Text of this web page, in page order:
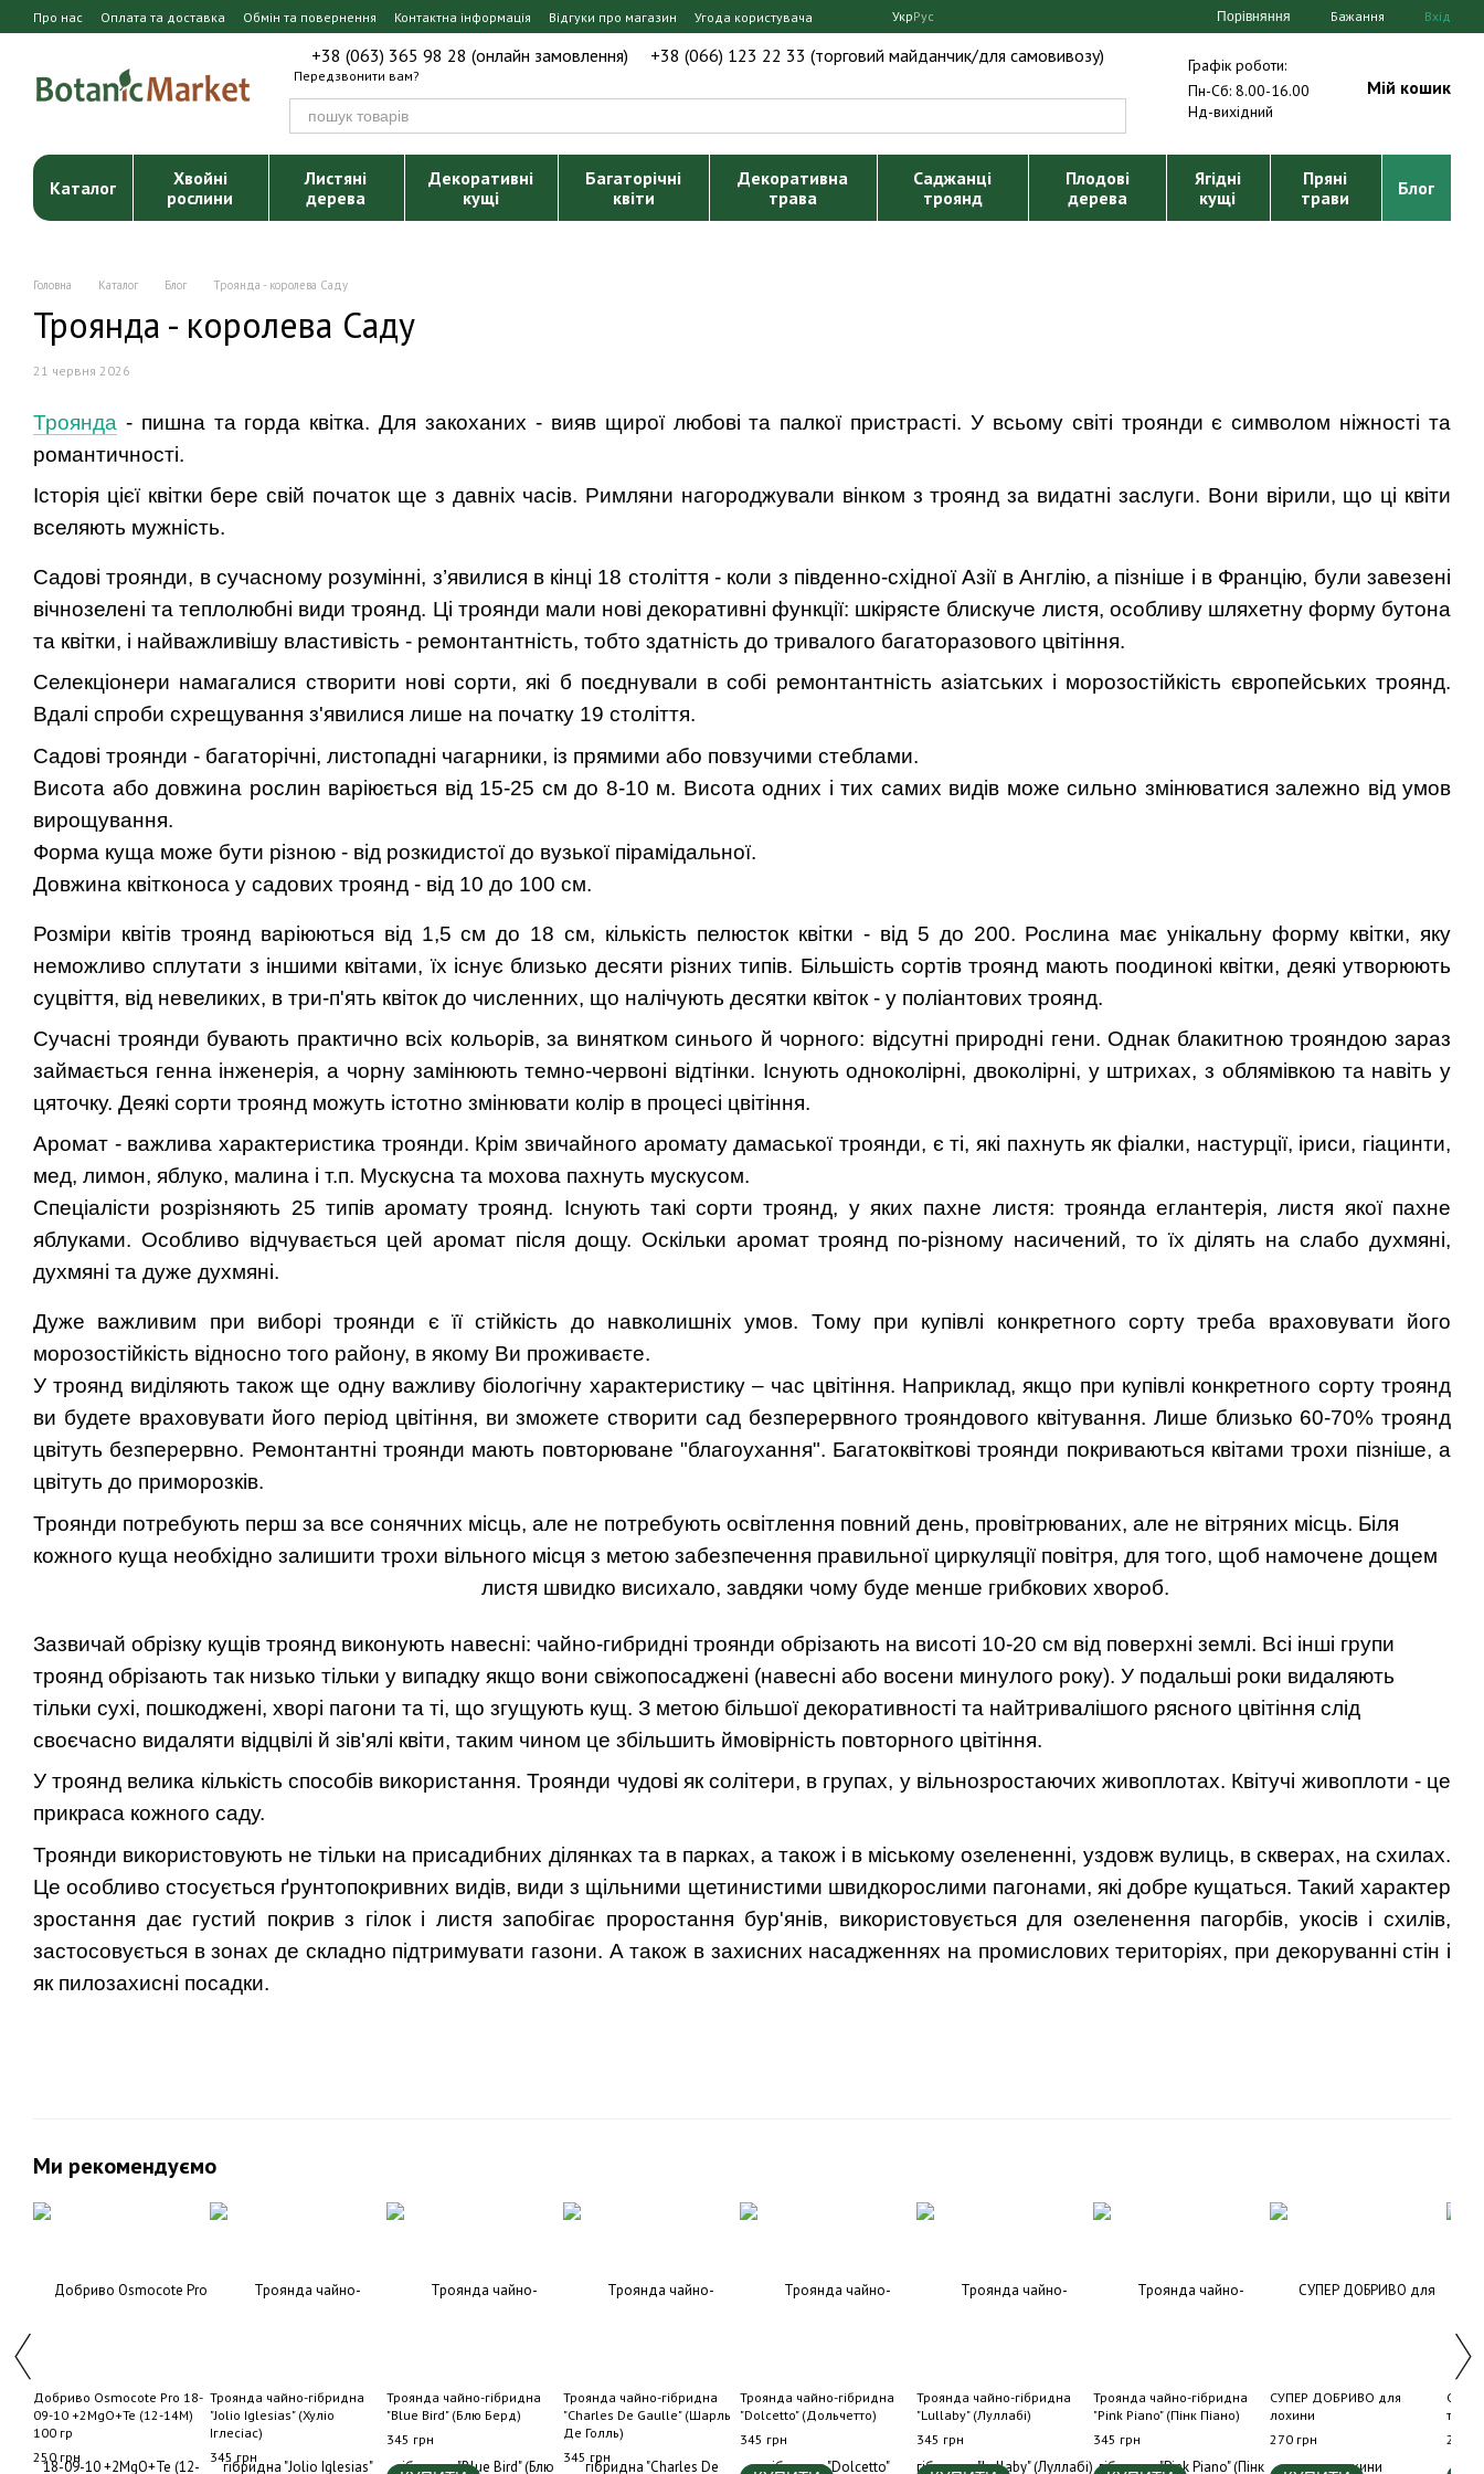
Перейти до основного контенту
Про нас Оплата та доставка Обмін та повернення Контактна інформація Відгуки про магазин Угода користувача УкрРус Порівняння Бажання Вхід
+38 (063) 365 98 28 (онлайн замовлення) +38 (066) 123 22 33 (торговий майданчик/для самовивозу)
Передзвонити вам?
Графік роботи:
Пн-Сб: 8.00-16.00
Нд-вихідний
Мій кошик
Каталог
Хвойні
рослини
Листяні
дерева
Декоративні
кущі
Багаторічні
квіти
Декоративна
трава
Саджанці
троянд
Плодові
дерева
Ягідні
кущі
Пряні
трави
Блог
Головна Каталог Блог Троянда - королева Саду
Троянда - королева Саду
21 червня 2026
Троянда - пишна та горда квітка. Для закоханих - вияв щирої любові та палкої пристрасті. У всьому світі троянди є символом ніжності та
романтичності.
Історія цієї квітки бере свій початок ще з давніх часів. Римляни нагороджували вінком з троянд за видатні заслуги. Вони вірили, що ці квіти
вселяють мужність.
Садові троянди, в сучасному розумінні, з’явилися в кінці 18 століття - коли з південно-східної Азії в Англію, а пізніше і в Францію, були завезені
вічнозелені та теплолюбні види троянд. Ці троянди мали нові декоративні функції: шкірясте блискуче листя, особливу шляхетну форму бутона
та квітки, і найважливішу властивість - ремонтантність, тобто здатність до тривалого багаторазового цвітіння.
Селекціонери намагалися створити нові сорти, які б поєднували в собі ремонтантність азіатських і морозостійкість європейських троянд.
Вдалі спроби схрещування з'явилися лише на початку 19 століття.
Садові троянди - багаторічні, листопадні чагарники, із прямими або повзучими стеблами.
Висота або довжина рослин варіюється від 15-25 см до 8-10 м. Висота одних і тих самих видів може сильно змінюватися залежно від умов
вирощування.
Форма куща може бути різною - від розкидистої до вузької пірамідальної.
Довжина квітконоса у садових троянд - від 10 до 100 см.
Розміри квітів троянд варіюються від 1,5 см до 18 см, кількість пелюсток квітки - від 5 до 200. Рослина має унікальну форму квітки, яку
неможливо сплутати з іншими квітами, їх існує близько десяти різних типів. Більшість сортів троянд мають поодинокі квітки, деякі утворюють
суцвіття, від невеликих, в три-п'ять квіток до численних, що налічують десятки квіток - у поліантових троянд.
Сучасні троянди бувають практично всіх кольорів, за винятком синього й чорного: відсутні природні гени. Однак блакитною трояндою зараз
займається генна інженерія, а чорну замінюють темно-червоні відтінки. Існують одноколірні, двоколірні, у штрихах, з облямівкою та навіть у
цяточку. Деякі сорти троянд можуть істотно змінювати колір в процесі цвітіння.
Аромат - важлива характеристика троянди. Крім звичайного аромату дамаської троянди, є ті, які пахнуть як фіалки, настурції, іриси, гіацинти,
мед, лимон, яблуко, малина і т.п. Мускусна та мохова пахнуть мускусом.
Спеціалісти розрізняють 25 типів аромату троянд. Існують такі сорти троянд, у яких пахне листя: троянда еглантерія, листя якої пахне
яблуками. Особливо відчувається цей аромат після дощу. Оскільки аромат троянд по-різному насичений, то їх ділять на слабо духмяні,
духмяні та дуже духмяні.
Дуже важливим при виборі троянди є її стійкість до навколишніх умов. Тому при купівлі конкретного сорту треба враховувати його
морозостійкість відносно того району, в якому Ви проживаєте.
У троянд виділяють також ще одну важливу біологічну характеристику – час цвітіння. Наприклад, якщо при купівлі конкретного сорту троянд
ви будете враховувати його період цвітіння, ви зможете створити сад безперервного трояндового квітування. Лише близько 60-70% троянд
цвітуть безперервно. Ремонтантні троянди мають повторюване "благоухання". Багатоквіткові троянди покриваються квітами трохи пізніше, а
цвітуть до приморозків.
Троянди потребують перш за все сонячних місць, але не потребують освітлення повний день, провітрюваних, але не вітряних місць. Біля
кожного куща необхідно залишити трохи вільного місця з метою забезпечення правильної циркуляції повітря, для того, щоб намочене дощем
листя швидко висихало, завдяки чому буде менше грибкових хвороб.
Зазвичай обрізку кущів троянд виконують навесні: чайно-гибридні троянди обрізають на висоті 10-20 см від поверхні землі. Всі інші групи
троянд обрізають так низько тільки у випадку якщо вони свіжопосаджені (навесні або восени минулого року). У подальші роки видаляють
тільки сухі, пошкоджені, хворі пагони та ті, що згущують кущ. З метою більшої декоративності та найтривалішого рясного цвітіння слід
своєчасно видаляти відцвілі й зів'ялі квіти, таким чином це збільшить ймовірність повторного цвітіння.
У троянд велика кількість способів використання. Троянди чудові як солітери, в групах, у вільнозростаючих живоплотах. Квітучі живоплоти - це
прикраса кожного саду.
Троянди використовують не тільки на присадибних ділянках та в парках, а також і в міському озелененні, уздовж вулиць, в скверах, на схилах.
Це особливо стосується ґрунтопокривних видів, види з щільними щетинистими швидкорослими пагонами, які добре кущаться. Такий характер
зростання дає густий покрив з гілок і листя запобігає проростання бур'янів, використовується для озеленення пагорбів, укосів і схилів,
застосовується в зонах де складно підтримувати газони. А також в захисних насадженнях на промислових територіях, при декоруванні стін і
як пилозахисні посадки.
Ми рекомендуємо
Добриво Osmocote Pro 18-
09-10 +2MgO+Te (12-14M)
100 гр
250 грн
Троянда чайно-гібридна
"Jolio Iglesias" (Хуліо
Іглесіас)
345 грн
Троянда чайно-гібридна
"Blue Bird" (Блю Берд)
345 грн
Троянда чайно-гібридна
"Charles De Gaulle" (Шарль
Де Голль)
345 грн
Троянда чайно-гібридна
"Dolcetto" (Дольчетто)
345 грн
Троянда чайно-гібридна
"Lullaby" (Луллабі)
345 грн
Троянда чайно-гібридна
"Pink Piano" (Пінк Піано)
345 грн
СУПЕР ДОБРИВО для
лохини
270 грн
270